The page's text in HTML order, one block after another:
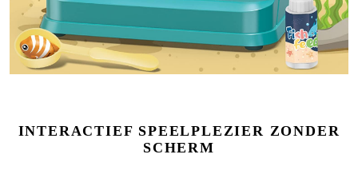
INTERACTIEF SPEELPLEZIER ZONDER
SCHERM